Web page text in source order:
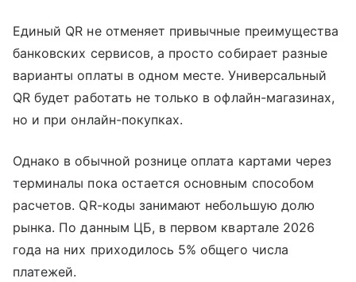
Единый QR не отменяет привычные преимущества
банковских сервисов, а просто собирает разные
варианты оплаты в одном месте. Универсальный
QR будет работать не только в офлайн-магазинах,
но и при онлайн-покупках.
Однако в обычной рознице оплата картами через
терминалы пока остается основным способом
расчетов. QR-коды занимают небольшую долю
рынка. По данным ЦБ, в первом квартале 2026
года на них приходилось 5% общего числа
платежей.